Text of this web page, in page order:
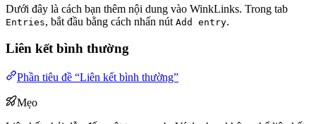
Dưới đây là cách bạn thêm nội dung vào WinkLinks. Trong tab
Entries, bắt đầu bằng cách nhấn nút Add entry.
Liên kết bình thường
Phần tiêu đề “Liên kết bình thường”
Mẹo